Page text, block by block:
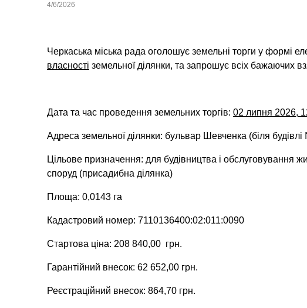
4/6/2026
Черкаська міська рада оголошує земельні торги у формі
власності земельної ділянки, та запрошує всіх бажаючих
Дата та час проведення земельних торгів: 02 липня 2026,
Адреса земельної ділянки: бульвар Шевченка (біля
Цільове призначення: для будівництва і обслуговування
споруд (присадибна ділянка)
Площа: 0,0143 га
Кадастровий номер: 7110136400:02:011:0090
Стартова ціна: 208 840,00 грн.
Гарантійний внесок: 62 652,00 грн.
Реєстраційний внесок: 864,70 грн.